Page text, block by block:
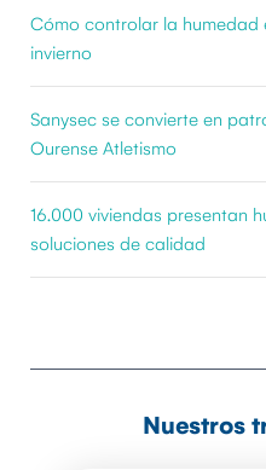
Cómo controlar la humedad
invierno
Sanysec se convierte en
Ourense Atletismo
16.000 viviendas presentan
soluciones de calidad
Nuestros